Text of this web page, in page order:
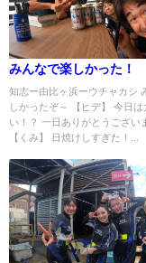
みんなで楽しかった！
知志ー由比ヶ浜ーウチャカシ
しかったぞ～ 【ヒデ】 今日
い！？ 一日ありがとうござい
【くみ】 日焼けしすぎた！...